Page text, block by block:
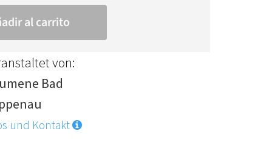
von:
Bad
und Kontakt